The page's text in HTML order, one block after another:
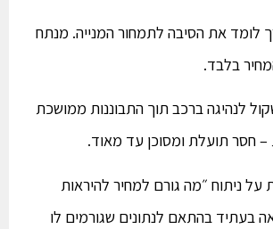
לומד את הסיבה לתמחור המנייה. מנתח
בלבד.
לנהיגה ברכב תוך התבוננות ממושכת
חסר תועלת ומסוכן עד מאוד.
על ניתוח ״מה גורם למחיר להיראות
בעתיד בהתאם לנתונים שגורמים לו